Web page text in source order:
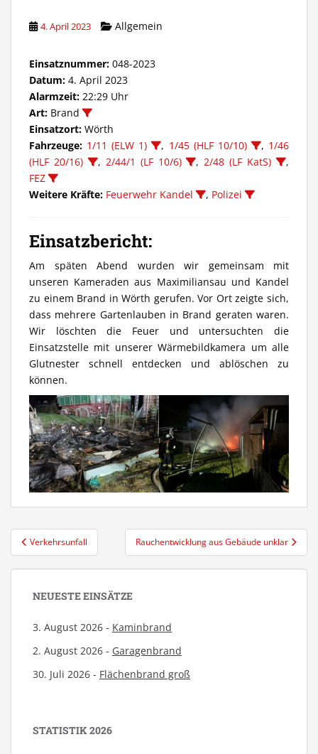
4. April 2023 Allgemein
Einsatznummer: 048-2023
Datum: 4. April 2023
Alarmzeit: 22:29 Uhr
Art: Brand
Einsatzort: Wörth
Fahrzeuge: 1/11 (ELW 1) , 1/45 (HLF 10/10) , 1/46
(HLF 20/16)
, 2/44/1 (LF 10/6) ,2/48 (LF KatS)
,
FEZ
Weitere Kräfte: Feuerwehr Kandel , Polizei
Einsatzbericht:
Am späten Abend wurden wir gemeinsam mit
unseren Kameraden aus Maximiliansau und Kandel
zu einem Brand in Wörth gerufen. Vor Ort zeigte sich,
dass mehrere Gartenlauben in Brand geraten waren.
Wir löschten die Feuer und untersuchten die
Einsatzstelle mit unserer Wärmebildkamera um alle
Glutnester schnell entdecken und ablöschen zu
können.
Beitragsnavigation
Verkehrsunfall Rauchentwicklung aus Gebäude unklar
NEUESTE EINSÄTZE
3. August 2026 - Kaminbrand
2. August 2026 - Garagenbrand
30. Juli 2026 - Flächenbrand groß
STATISTIK 2026